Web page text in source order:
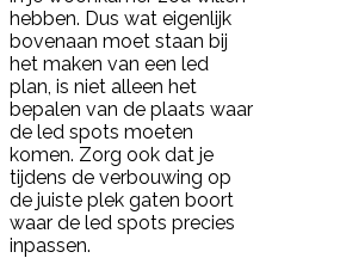
hebben. Dus wat eigenlijk
bovenaan moet staan bij
het maken van een led
plan, is niet alleen het
bepalen van de plaats waar
de led spots moeten
komen. Zorg ook dat je
tijdens de verbouwing op
de juiste plek gaten boort
waar de led spots precies
inpassen.